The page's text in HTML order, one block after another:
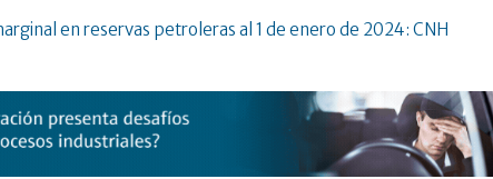
en reservas petroleras al 1 de enero de 2024: CNH